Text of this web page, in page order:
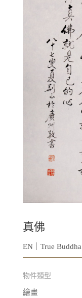
真佛
EN｜True Buddha
物件類型
繪畫